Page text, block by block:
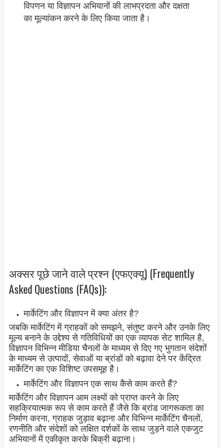
विपणन या विज्ञापन अभियानों की लाभप्रदता और दक्षता
का मूल्यांकन करने के लिए किया जाता है।
अक्सर पूछे जाने वाले प्रश्न (एफएक्यू) (Frequently
Asked Questions (FAQs)):
मार्केटिंग और विज्ञापन में क्या अंतर है?
जबकि मार्केटिंग में ग्राहकों को समझने, संतुष्ट करने और उनके लिए
मूल्य बनाने के उद्देश्य से गतिविधियों का एक व्यापक सेट शामिल है,
विज्ञापन विभिन्न मीडिया चैनलों के माध्यम से दिए गए भुगतान संदेशों
के माध्यम से उत्पादों, सेवाओं या ब्रांडों को बढ़ावा देने पर केंद्रित
मार्केटिंग का एक विशिष्ट उपसमूह है।
मार्केटिंग और विज्ञापन एक साथ कैसे काम करते हैं?
मार्केटिंग और विज्ञापन आम लक्ष्यों को प्राप्त करने के लिए
सहक्रियात्मक रूप से काम करते हैं जैसे कि ब्रांड जागरूकता का
निर्माण करना, ग्राहक जुड़ाव बढ़ाना और विभिन्न मार्केटिंग चैनलों,
रणनीति और संदेशों को लक्षित दर्शकों के साथ जुड़ने वाले एकजुट
अभियानों में एकीकृत करके बिक्री बढ़ाना।